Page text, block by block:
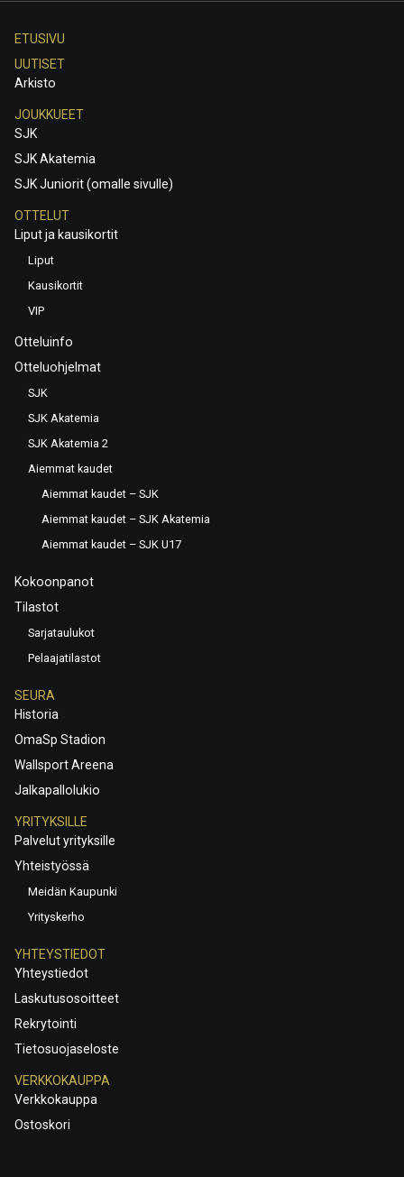
ETUSIVU
UUTISET
Arkisto
JOUKKUEET
SJK
SJK Akatemia
SJK Juniorit (omalle sivulle)
OTTELUT
Liput ja kausikortit
Liput
Kausikortit
VIP
Otteluinfo
Otteluohjelmat
SJK
SJK Akatemia
SJK Akatemia 2
Aiemmat kaudet
Aiemmat kaudet – SJK
Aiemmat kaudet – SJK Akatemia
Aiemmat kaudet – SJK U17
Kokoonpanot
Tilastot
Sarjataulukot
Pelaajatilastot
SEURA
Historia
OmaSp Stadion
Wallsport Areena
Jalkapallolukio
YRITYKSILLE
Palvelut yrityksille
Yhteistyössä
Meidän Kaupunki
Yrityskerho
YHTEYSTIEDOT
Yhteystiedot
Laskutusosoitteet
Rekrytointi
Tietosuojaseloste
VERKKOKAUPPA
Verkkokauppa
Ostoskori